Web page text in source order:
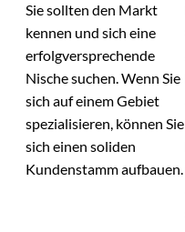
Sie sollten den Markt
kennen und sich eine
erfolgversprechende
Nische suchen. Wenn Sie
sich auf einem Gebiet
spezialisieren, können Sie
sich einen soliden
Kundenstamm aufbauen.